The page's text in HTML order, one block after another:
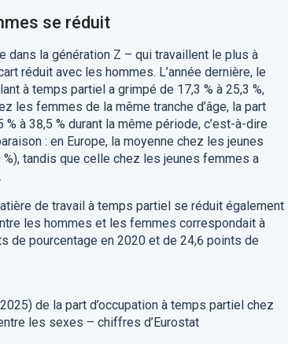
se réduit
dans la génération Z – qui travaillent le plus à
réduit avec les hommes. L’année dernière, le
à temps partiel a grimpé de 17,3 % à 25,3 %,
les femmes de la même tranche d’âge, la part
à 38,5 % durant la même période, c’est-à-dire
: en Europe, la moyenne chez les jeunes
tandis que celle chez les jeunes femmes a
de travail à temps partiel se réduit également
les hommes et les femmes correspondait à
de pourcentage en 2020 et de 24,6 points de
de la part d’occupation à temps partiel chez
les sexes – chiffres d’Eurostat